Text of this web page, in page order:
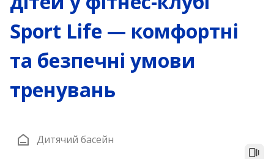
Sport Life — комфортні
та безпечні умови
тренувань
Дитячий басейн